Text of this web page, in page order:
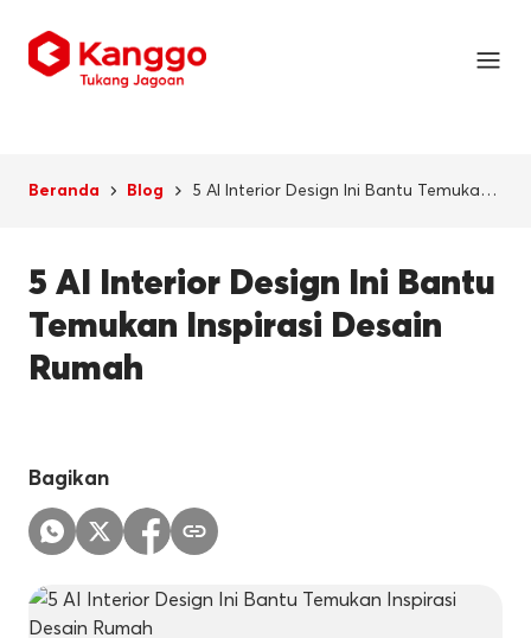
Beranda Blog
5 AI Interior Design Ini Bantu Temukan
5 AI Interior Design Ini Bantu
Temukan Inspirasi Desain
Rumah
Bagikan